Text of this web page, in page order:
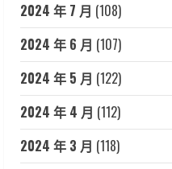
2024 年 7 月 (108)
2024 年 6 月 (107)
2024 年 5 月 (122)
2024 年 4 月 (112)
2024 年 3 月 (118)